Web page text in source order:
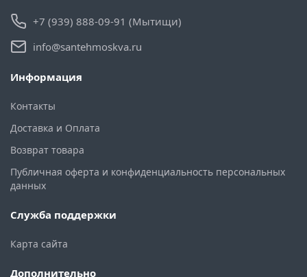
+7 (939) 888-09-91 (Мытищи)
info@santehmoskva.ru
Информация
Контакты
Доставка и Оплата
Возврат товара
Публичная оферта и конфиденциальность персональных
данных
Служба поддержки
Карта сайта
Дополнительно